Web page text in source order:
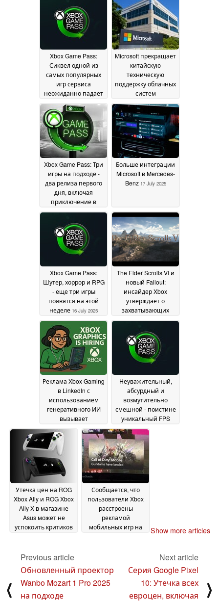
Xbox Game Pass:
Сиквел одной из
самых популярных
игр сервиса
неожиданно падает
22 July 2025
Microsoft прекращает
китайскую
техническую
поддержку облачных
систем
Министерства
обороны
21 July 2025
Xbox Game Pass: Три
игры на подходе -
два релиза первого
дня, включая
приключение в
стиле Souls18 July 2025
Больше интеграции
Microsoft в Mercedes-
Benz 17 July 2025
Xbox Game Pass:
Шутер, хоррор и RPG
- еще три игры
появятся на этой
неделе 16 July 2025
The Elder Scrolls VI и
новый Fallout:
инсайдер Xbox
утверждает о
захватывающих
событиях, связанных
крупнейшими
франшизами Xbox
July 2025
Реклама Xbox Gaming
в LinkedIn с
использованием
генеративного ИИ
вызывает
пристальное
внимание после
недавних
сокращений рабочих
мест в Microsoft 15 July
Неуважительный,
абсурдный и
возмутительно
смешной - поистине
уникальный FPS
выходит на Xbox
Game Pass на этой
неделе14 July 2025
Утечка цен на ROG
Xbox Ally и ROG Xbox
Ally X в магазине
Asus может не
успокоить критиков
2025
Сообщается, что
пользователи Xbox
расстроены
рекламой
мобильных игр на
Show more articles
⟨
Previous article
Обновленный проектор
Wanbo Mozart 1 Pro 2025
на подходе
Next article
Серия Google Pixel
10: Утечка всех
евроцен, включая
⟩